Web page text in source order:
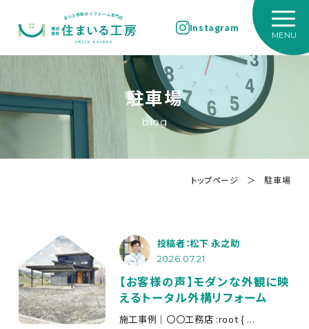
Instagram
駐車場
blog
トップページ ＞駐車場
投稿者：松下 永之助
2026.07.21
【お客様の声】モダンな外観に映
えるトータル外構リフォーム
施工事例｜〇〇工務店 :root { ...